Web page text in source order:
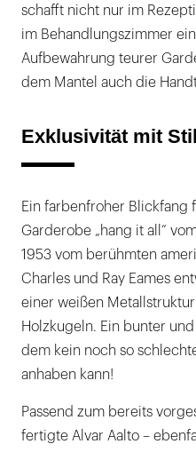
schafft nicht nur im
im Behandlungszimmer
Aufbewahrung teurer
dem Mantel auch die
Exklusivität mit Stil
Ein farbenfroher Blickfang
Garderobe „hang it all“
1953 vom berühmten
Charles und Ray Eames
einer weißen
Holzkugeln. Ein bunter
dem kein noch so
anhaben kann!
Passend zum bereits
fertigte Alvar Aalto –